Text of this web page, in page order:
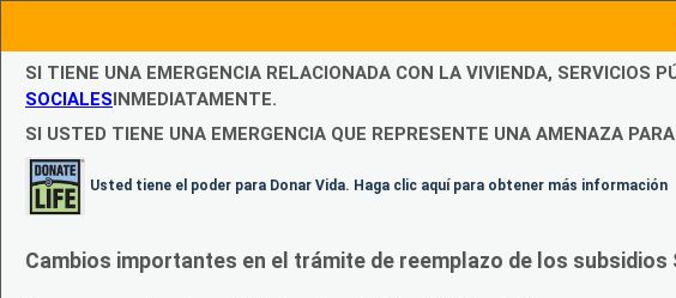
SI TIENE UNA EMERGENCIA RELACIONADA CON LA VIVIENDA, SERVICIOS
SOCIALESINMEDIATAMENTE.
SI USTED TIENE UNA EMERGENCIA QUE REPRESENTE UNA AMENAZA
Usted tiene el poder para Donar Vida. Haga clic aquí para obtener más información
Cambios importantes en el trámite de reemplazo de los